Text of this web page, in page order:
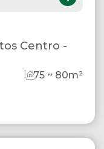
Centro -
75 ~ 80m²